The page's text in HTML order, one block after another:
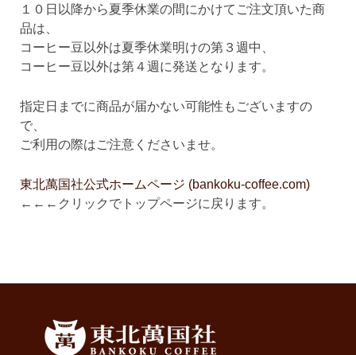
１０日以降から夏季休業の間にかけてご注文頂いた商
品は、
コーヒー豆以外は夏季休業明けの第３週中、
コーヒー豆以外は第４週に発送となります。
指定日までに商品が届かない可能性もございますの
で、
ご利用の際はご注意くださいませ。
東北萬国社公式ホームページ (bankoku-coffee.com)
←←←クリックでトップページに戻ります。